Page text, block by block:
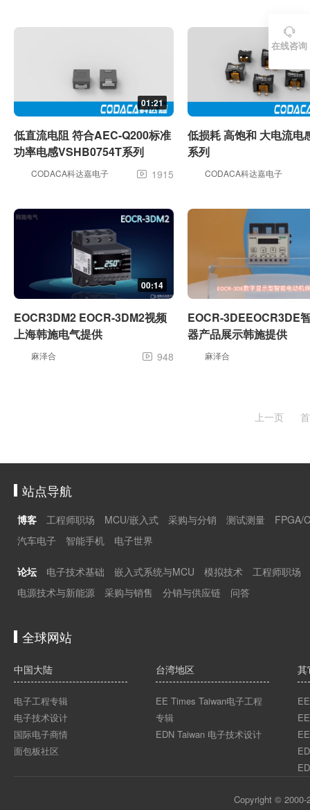
01:21
低直流电阻 符合AEC-Q200标准
功率电感VSHB0754T系列
CODACA科达嘉电子  1915
低损耗 高饱和 大电流电
系列
CODACA科达嘉电子
00:14
EOCR3DM2 EOCR-3DM2视频
上海韩施电气提供
麻泽合  948
EOCR-3DEEOCR3DE
器产品展示韩施提供
麻泽合
上一页
站点导航
博客 工程师职场 MCU/嵌入式 采购与分销 测试测量
FPGA/
汽车电子
智能手机 电子世界
论坛 电子技术基础 嵌入式系统与MCU 模拟技术
工程师职场
电源技术与新能源
采购与销售 分销与供应链 问答
全球网站
中国大陆
电子工程专辑
电子技术设计
国际电子商情
面包板社区
台湾地区
EE Times Taiwan电子工程
专辑
EDN Taiwan 电子技术设计
其
Copyright © 2000-

在线咨询